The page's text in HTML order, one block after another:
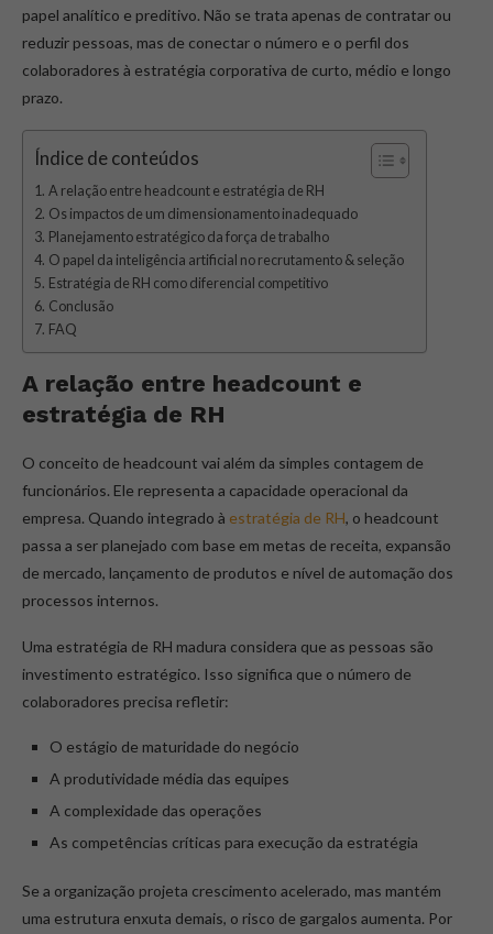
papel analítico e preditivo. Não se trata apenas de contratar ou
reduzir pessoas, mas de conectar o número e o perfil dos
colaboradores à estratégia corporativa de curto, médio e longo
prazo.
Índice de conteúdos
A relação entre headcount e estratégia de RH
Os impactos de um dimensionamento inadequado
Planejamento estratégico da força de trabalho
O papel da inteligência artificial no recrutamento & seleção
Estratégia de RH como diferencial competitivo
Conclusão
FAQ
A relação entre headcount e
estratégia de RH
O conceito de headcount vai além da simples contagem de
funcionários. Ele representa a capacidade operacional da
empresa. Quando integrado à estratégia de RH, o headcount
passa a ser planejado com base em metas de receita, expansão
de mercado, lançamento de produtos e nível de automação dos
processos internos.
Uma estratégia de RH madura considera que as pessoas são
investimento estratégico. Isso significa que o número de
colaboradores precisa refletir:
O estágio de maturidade do negócio
A produtividade média das equipes
A complexidade das operações
As competências críticas para execução da estratégia
Se a organização projeta crescimento acelerado, mas mantém
uma estrutura enxuta demais, o risco de gargalos aumenta. Por